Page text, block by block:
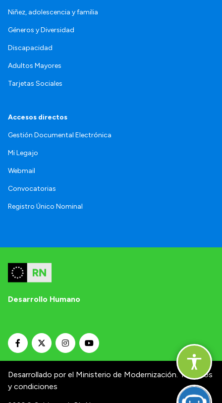
Niñez, adolescencia y familia
Géneros y Diversidad
Discapacidad
Adultos Mayores
Tarjetas Sociales
Accesos directos
Gestión Documental Electrónica
Mi Legajo
Webmail
Convocatorias
Registro Único Nominal
Desarrollo Humano
Desarrollado por el Ministerio de Modernización. Términos
y condiciones